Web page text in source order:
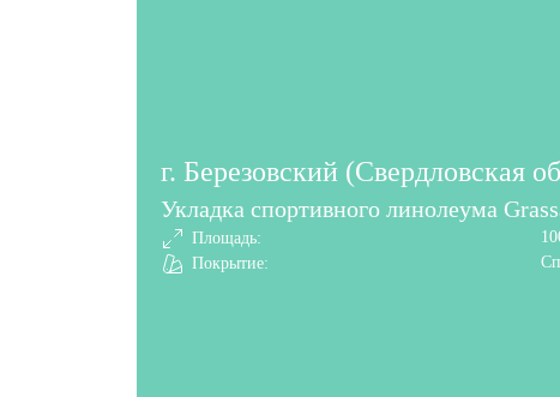
г. Березовский (Свердловская
Укладка спортивного линолеума
Площадь:
Покрытие: